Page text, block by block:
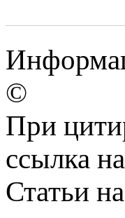
©
При
ссылка
Статьи